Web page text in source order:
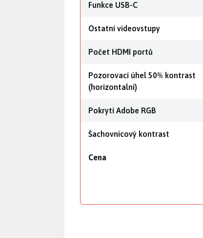
Funkce USB-C
Ostatní videovstupy
Počet HDMI portů
Pozorovací úhel 50% kontrast
(horizontalní)
Pokrytí Adobe RGB
Šachovnicový kontrast
Cena